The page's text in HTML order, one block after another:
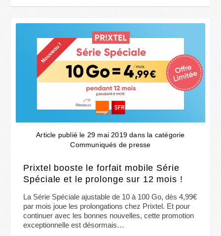
Article publié le 29 mai 2019 dans la catégorie
Communiqués de presse
Prixtel booste le forfait mobile Série
Spéciale et le prolonge sur 12 mois !
La Série Spéciale ajustable de 10 à 100 Go, dès 4,99€
par mois joue les prolongations chez Prixtel. Et pour
continuer avec les bonnes nouvelles, cette promotion
exceptionnelle est désormais…